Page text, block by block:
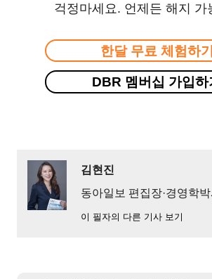
걱정마세요. 언제든 해지 가
한달 무료 체험하기
DBR 멤버십 가입하
김현진
동아일보 편집장·경영학
이 필자의 다른 기사 보기